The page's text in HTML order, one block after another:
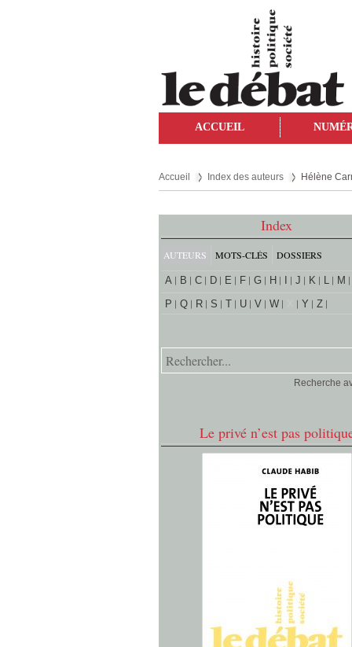
ACCUEIL
Accueil Index des auteurs Hélène
Index
AUTEURS MOTS-CLÉS DOSSIERS
A B C D E F G H J K L M
P
Q R S T U V W Y Z
Recherche
Le privé n’est pas